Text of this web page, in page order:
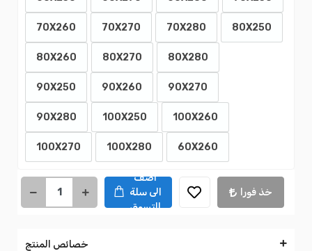
70X260 70X270 70X280 80X250
80X260 80X270 80X280
90X250 90X260 90X270
90X280 100X250 100X260
100X270 100X280 60X260
اضف
الى سلة
التسوق
خذ فورا
خصائص المنتج